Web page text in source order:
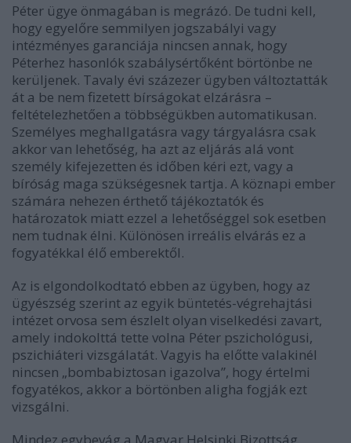
Péter ügye önmagában is megrázó. De tudni kell,
hogy egyelőre semmilyen jogszabályi vagy
intézményes garanciája nincsen annak, hogy
Péterhez hasonlók szabálysértőként börtönbe ne
kerüljenek. Tavaly évi százezer ügyben változtatták
át a be nem fizetett bírságokat elzárásra –
feltételezhetően a többségükben automatikusan.
Személyes meghallgatásra vagy tárgyalásra csak
akkor van lehetőség, ha azt az eljárás alá vont
személy kifejezetten és időben kéri ezt, vagy a
bíróság maga szükségesnek tartja. A köznapi ember
számára nehezen érthető tájékoztatók és
határozatok miatt ezzel a lehetőséggel sok esetben
nem tudnak élni. Különösen irreális elvárás ez a
fogyatékkal élő emberektől.
Az is elgondolkodtató ebben az ügyben, hogy az
ügyészség szerint az egyik büntetés-végrehajtási
intézet orvosa sem észlelt olyan viselkedési zavart,
amely indokolttá tette volna Péter pszichológusi,
pszichiáteri vizsgálatát. Vagyis ha előtte valakinél
nincsen „bombabiztosan igazolva”, hogy értelmi
fogyatékos, akkor a börtönben aligha fogják ezt
vizsgálni.